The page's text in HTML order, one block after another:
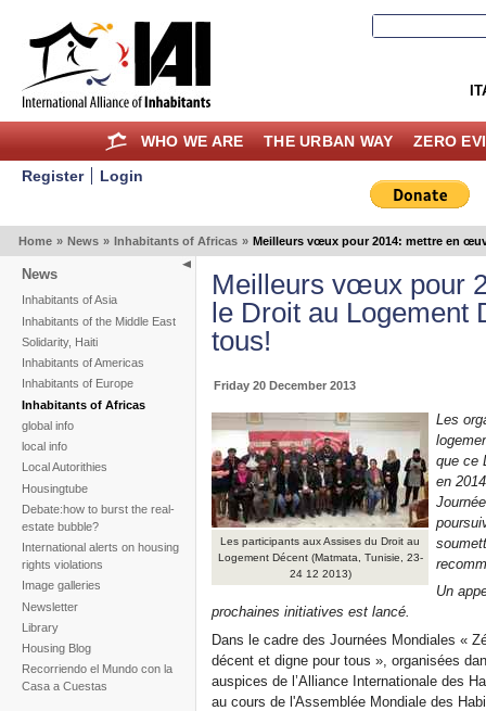
WHO WE ARE THE URBAN WAY ZERO
Register Login
Home » News » Inhabitants of Africas » Meilleurs vœux pour 2014: mettre en
News
Inhabitants of Asia
Inhabitants of the Middle East
Solidarity, Haiti
Inhabitants of Americas
Inhabitants of Europe
Inhabitants of Africas
global info
local info
Local Autorithies
Housingtube
Debate:how to burst the real-
estate bubble?
International alerts on housing
rights violations
Image galleries
Newsletter
Library
Housing Blog
Recorriendo el Mundo con la
Casa a Cuestas
Meilleurs vœux pour
le Droit au Logement
tous!
Friday 20 December 2013
Les participants aux Assises du Droit au
Logement Décent (Matmata, Tunisie, 23-
24 12 2013)
Les
que ce
en
Un
prochaines initiatives est lancé.
Dans le cadre des Journées Mondiales «
décent et digne pour tous », organisées
auspices de l’Alliance Internationale des
au cours de l'Assemblée Mondiale des